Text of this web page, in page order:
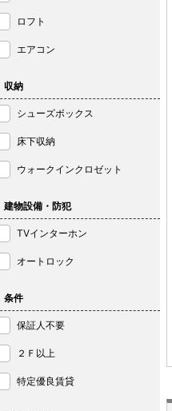
ロフト
エアコン
納
シューズボックス
床下収納
ウォークインクロゼット
物設備・防犯
TVインターホン
オートロック
件
保証人不要
２Ｆ以上
特定優良賃貸